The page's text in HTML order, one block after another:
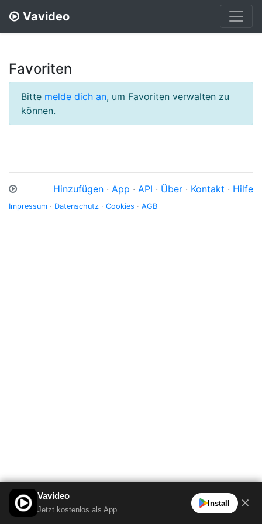
Vavideo
Favoriten
Bitte melde dich an, um Favoriten verwalten zu
können.
Hinzufügen · App · API · Über · Kontakt · Hilfe
Impressum · Datenschutz · Cookies · AGB
Vavideo
Jetzt kostenlos als App
Install ✕